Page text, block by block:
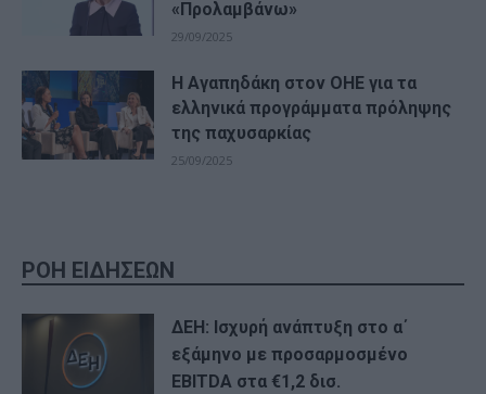
«Προλαμβάνω»
29/09/2025
Η Αγαπηδάκη στον ΟΗΕ για τα
ελληνικά προγράμματα πρόληψης
της παχυσαρκίας
25/09/2025
ΡΟΗ ΕΙΔΗΣΕΩΝ
ΔΕΗ: Ισχυρή ανάπτυξη στο α΄
εξάμηνο με προσαρμοσμένο
EBITDA στα €1,2 δισ.